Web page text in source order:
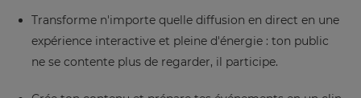
Transforme n'importe quelle diffusion en direct en une
expérience interactive et pleine d'énergie : ton public
ne se contente plus de regarder, il participe.
your